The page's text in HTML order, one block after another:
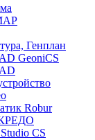
Генплан
GeoniCS
Robur
CS